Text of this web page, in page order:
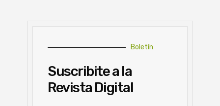
Boletín
Suscribite a la
Revista Digital